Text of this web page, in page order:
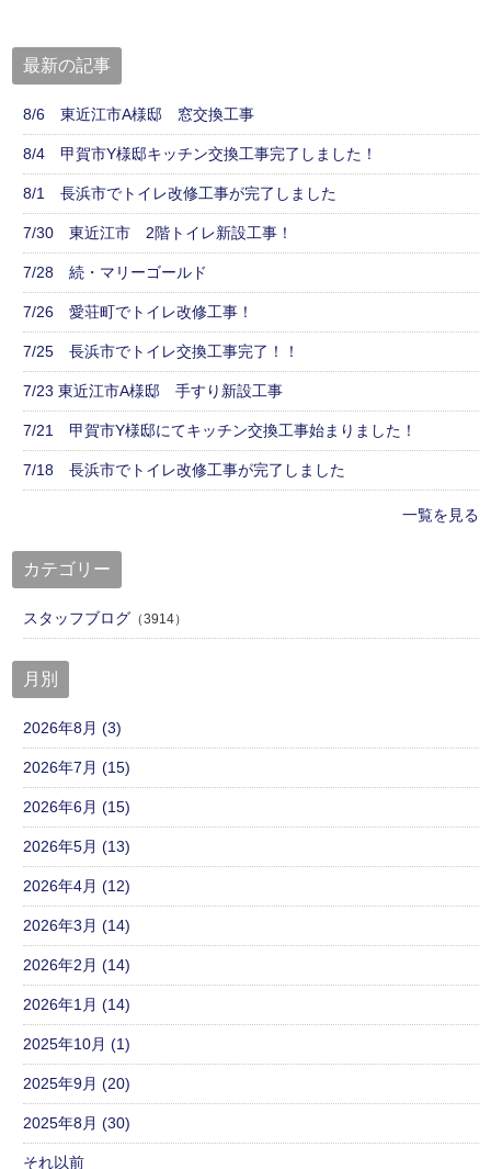
最新の記事
8/6 東近江市A様邸 窓交換工事
8/4 甲賀市Y様邸キッチン交換工事完了しました！
8/1 長浜市でトイレ改修工事が完了しました
7/30 東近江市 2階トイレ新設工事！
7/28 続・マリーゴールド
7/26 愛荘町でトイレ改修工事！
7/25 長浜市でトイレ交換工事完了！！
7/23 東近江市A様邸 手すり新設工事
7/21 甲賀市Y様邸にてキッチン交換工事始まりました！
7/18 長浜市でトイレ改修工事が完了しました
一覧を見る
カテゴリー
スタッフブログ （3914）
月別
2026年8月 (3)
2026年7月 (15)
2026年6月 (15)
2026年5月 (13)
2026年4月 (12)
2026年3月 (14)
2026年2月 (14)
2026年1月 (14)
2025年10月 (1)
2025年9月 (20)
2025年8月 (30)
それ以前